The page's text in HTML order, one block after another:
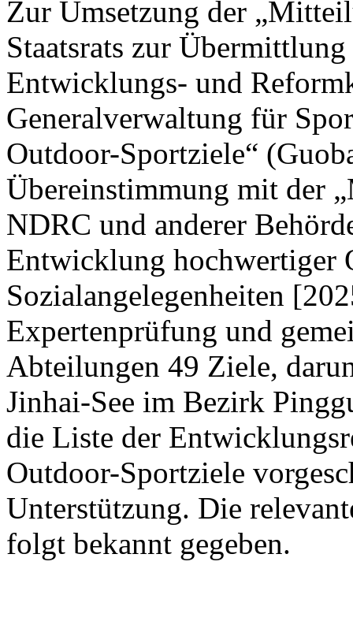
Zur Umsetzung der
Staatsrats zur
Entwicklungs- und
Generalverwaltung für
Outdoor-Sportziele“
Übereinstimmung mit der
NDRC und anderer
Entwicklung hochwertiger
Sozialangelegenheiten
Expertenprüfung und
Abteilungen 49 Ziele,
Jinhai-See im Bezirk
die Liste der
Outdoor-Sportziele
Unterstützung. Die
folgt bekannt gegeben.